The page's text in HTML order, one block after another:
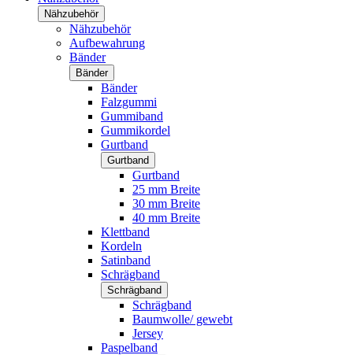
Nähzubehör
Nähzubehör
Aufbewahrung
Bänder
Bänder
Bänder
Falzgummi
Gummiband
Gummikordel
Gurtband
Gurtband
Gurtband
25 mm Breite
30 mm Breite
40 mm Breite
Klettband
Kordeln
Satinband
Schrägband
Schrägband
Schrägband
Baumwolle/ gewebt
Jersey
Paspelband